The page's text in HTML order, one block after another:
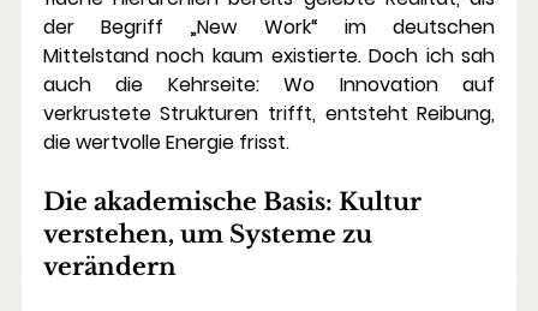
der Begriff „New Work“ im deutschen
Mittelstand noch kaum existierte. Doch ich sah
auch die Kehrseite: Wo Innovation auf
verkrustete Strukturen trifft, entsteht Reibung,
die wertvolle Energie frisst.
Die akademische Basis: Kultur
verstehen, um Systeme zu
verändern